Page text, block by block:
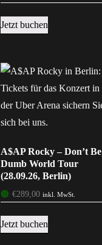
Jetzt buchen
A$AP Rocky – Don’t Be
Dumb World Tour
(28.09.26, Berlin)
🟢 €289,00 inkl. MwSt.
Jetzt buchen